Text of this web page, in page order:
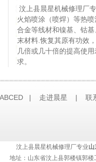
汶上县晨星机械修理厂
火焰喷涂（喷焊）等热
合金等线材和镍基、钴
末材料.恢复其原有功效
几倍或几十倍的提高使
求。
| 走进晨星 | 联
汶上县晨星机械修理厂专业山
地址：山东省汶上县郭楼镇郭